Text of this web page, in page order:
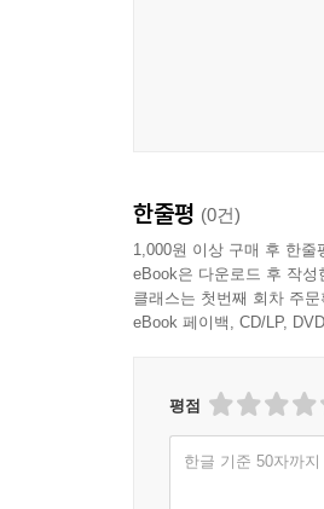
한줄평 (0건)
1,000원 이상 구매 후 한줄
eBook은 다운로드 후 작
클래스는 첫번째 회차 주
eBook 페이백, CD/LP,
평점
한글 기준 50자까